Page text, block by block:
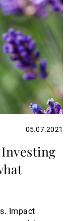
05.07.2021
Impact